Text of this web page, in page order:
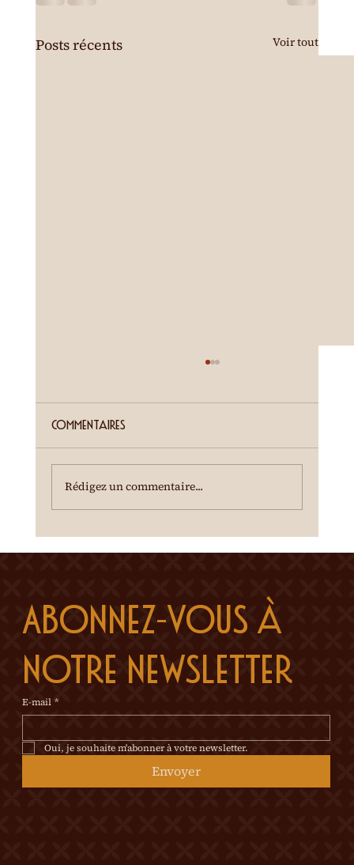
Abonnez-vous à
notre newsletter
E-mail *
Oui, je souhaite m'abonner à votre newsletter.
Envoyer
Posts récents Voir tout
Cour de la Ferme du Château Mercier
Entrée gratuite Restauration dès 19h00
Commentaires
Rédigez un commentaire...